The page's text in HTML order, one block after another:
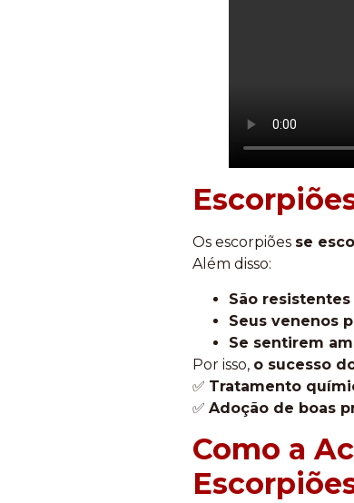
Os escorpiões se
Além disso:
São
Seus venenos
Se sentirem
Por isso, o sucesso
✅ Tratamento
✅ Adoção de boas
Como a